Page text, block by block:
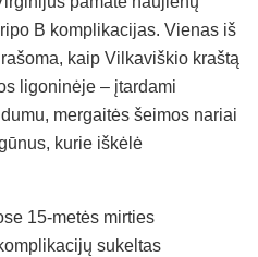
B komplikacijas. Vienas iš
kaip Vilkaviškio kraštą
ligoninėje – įtardami
mergaitės šeimos nariai
kurie iškėlė
15-metės mirties
sukeltas